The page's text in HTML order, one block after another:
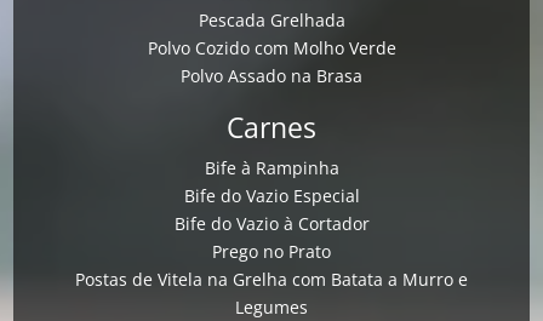
Pescada Grelhada
Polvo Cozido com Molho Verde
Polvo Assado na Brasa
Carnes
Bife à Rampinha
Bife do Vazio Especial
Bife do Vazio à Cortador
Prego no Prato
Postas de Vitela na Grelha com Batata a Murro e
Legumes